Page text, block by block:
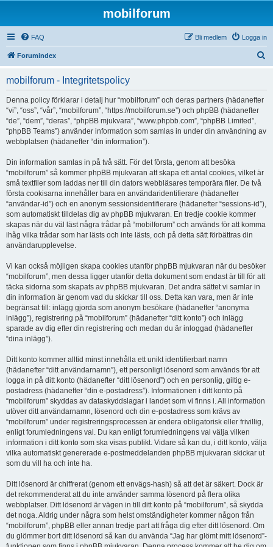
mobilforum
FAQ Logga in
Bli medlem
Forumindex
mobilforum - Integritetspolicy
Denna policy förklarar i detalj hur “mobilforum” och deras partners (hädanefter
“vi”, “oss”, “vår”, “mobilforum”, “https://mobilforum.se”) och phpBB (hädanefter
“de”, “dem”, “deras”, “phpBB mjukvara”, “www.phpbb.com”, “phpBB Limited”,
“phpBB Teams”) använder information som samlas in under din användning av
webbplatsen (hädanefter “din information”).
Din information samlas in på två sätt. För det första, genom att besöka
“mobilforum” så kommer phpBB mjukvaran att skapa ett antal cookies, vilket är
små textfiler som laddas ner till din dators webbläsares temporära filer. De två
första cookisarna innehåller bara en användaridentifierare (hädanefter
“användar-id”) och en anonym sessionsidentifierare (hädanefter “sessions-id”),
som automatiskt tilldelas dig av phpBB mjukvaran. En tredje cookie kommer
skapas när du väl läst några trådar på “mobilforum” och används för att komma
ihåg vilka trådar som har lästs och inte lästs, och på detta sätt förbättras din
användarupplevelse.
Vi kan också möjligen skapa cookies utanför phpBB mjukvaran när du besöker
“mobilforum”, men dessa ligger utanför detta dokument som endast är till för att
täcka sidorna som skapats av phpBB mjukvaran. Det andra sättet vi samlar in
din information är genom vad du skickar till oss. Detta kan vara, men är inte
begränsat till: inlägg gjorda som anonym besökare (hädanefter “anonyma
inlägg”), registrering på “mobilforum” (hädanefter “ditt konto”) och inlägg
sparade av dig efter din registrering och medan du är inloggad (hädanefter
“dina inlägg”).
Ditt konto kommer alltid minst innehålla ett unikt identifierbart namn
(hädanefter “ditt användarnamn”), ett personligt lösenord som används för att
logga in på ditt konto (hädanefter “ditt lösenord”) och en personlig, giltig e-
postadress (hädanefter “din e-postadress”). Informationen i ditt konto på
“mobilforum” skyddas av dataskyddslagar i landet som vi finns i. All information
utöver ditt användarnamn, lösenord och din e-postadress som krävs av
“mobilforum” under registreringsprocessen är endera obligatorisk eller frivillig,
enligt forumledningens val. Du kan enligt forumledningens val välja vilken
information i ditt konto som ska visas publikt. Vidare så kan du, i ditt konto, välja
vilka automatiskt genererade e-postmeddelanden phpBB mjukvaran skickar ut
som du vill ha och inte ha.
Ditt lösenord är chiffrerat (genom ett envägs-hash) så att det är säkert. Dock är
det rekommenderat att du inte använder samma lösenord på flera olika
webbplatser. Ditt lösenord är vägen in till ditt konto på “mobilforum”, så skydda
det noga. Aldrig under några som helst omständigheter kommer någon från
“mobilforum”, phpBB eller annan tredje part att fråga dig efter ditt lösenord. Om
du glömmer bort ditt lösenord så kan du använda “Jag har glömt mitt lösenord”-